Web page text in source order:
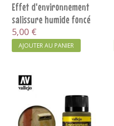
Effet d'environnement
salissure humide foncé
5,00 €
AJOUTER AU PANIER